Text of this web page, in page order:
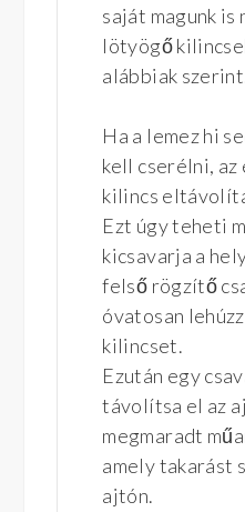
saját magunk is
lötyögő
alábbiak
Ha a lemez hi
kell cserélni, az
kilincs
Ezt úgy teheti
kicsavarja a
felső rögzítő
óvatosan
kilincset.
Ezután egy
távolítsa el az
megmaradt
amely takarást
ajtón.